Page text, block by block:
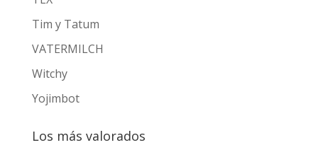
Tim y Tatum
VATERMILCH
Witchy
Yojimbot
Los más valorados